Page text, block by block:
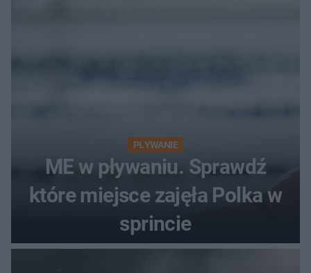
PŁYWANIE
ME w pływaniu. Sprawdź
które miejsce zajęła Polka w
sprincie